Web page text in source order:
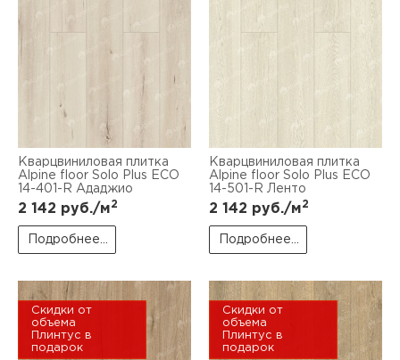
Кварцвиниловая плитка
Alpine floor Solo Plus ЕСО
14-401-R Ададжио
2 142 руб./м2
Подробнее...
Кварцвиниловая плитка
Alpine floor Solo Plus ЕСО
14-501-R Ленто
2 142 руб./м2
Подробнее...
Скидки от
объема
Плинтус в
подарок
Скидки от
объема
Плинтус в
подарок